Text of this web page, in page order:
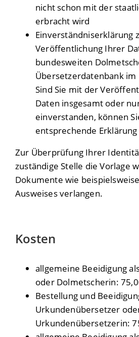
nicht schon mit der
erbracht wird
Einverständniserklärung
Veröffentlichung Ihrer
bundesweiten
Übersetzerdatenbank
Sind Sie mit der
Daten insgesamt oder
einverstanden, können
entsprechende
Zur Überprüfung Ihrer
zuständige Stelle die Vorlage
Dokumente wie
Ausweises verlangen.
Kosten
allgemeine Beeidigung
oder Dolmetscherin:
Bestellung und
Urkundenübersetzer
Urkundenübersetzerin: